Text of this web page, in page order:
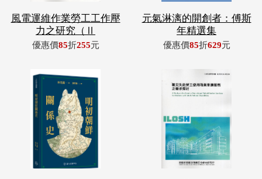
風電運維作業勞工工作壓
力之研究（Ⅱ
優惠價85折255元
元氣淋漓的開創者：傅斯
年精選集
優惠價85折629元